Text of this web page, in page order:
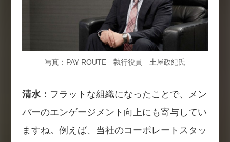
写真：PAY ROUTE 執行役員 土屋政紀氏
清水： フラットな組織になったことで、メン
バーのエンゲージメント向上にも寄与してい
ますね。例えば、当社のコーポレートスタッ